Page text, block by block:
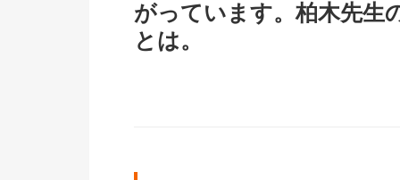
がっています。柏木先生
とは。